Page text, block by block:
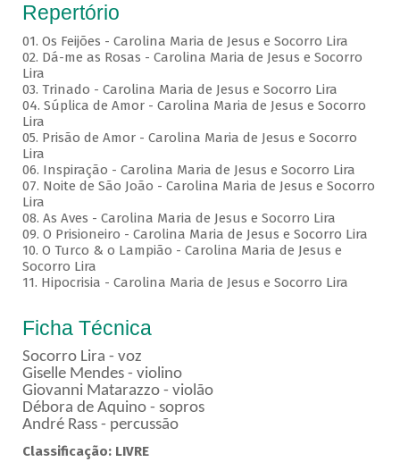
Repertório
01. Os Feijões - Carolina Maria de Jesus e Socorro Lira
02. Dá-me as Rosas - Carolina Maria de Jesus e Socorro
Lira
03. Trinado - Carolina Maria de Jesus e Socorro Lira
04. Súplica de Amor - Carolina Maria de Jesus e Socorro
Lira
05. Prisão de Amor - Carolina Maria de Jesus e Socorro
Lira
06. Inspiração - Carolina Maria de Jesus e Socorro Lira
07. Noite de São João - Carolina Maria de Jesus e Socorro
Lira
08. As Aves - Carolina Maria de Jesus e Socorro Lira
09. O Prisioneiro - Carolina Maria de Jesus e Socorro Lira
10. O Turco & o Lampião - Carolina Maria de Jesus e
Socorro Lira
11. Hipocrisia - Carolina Maria de Jesus e Socorro Lira
Ficha Técnica
Socorro Lira - voz
Giselle Mendes - violino
Giovanni Matarazzo - violão
Débora de Aquino - sopros
André Rass - percussão
Classificação: LIVRE